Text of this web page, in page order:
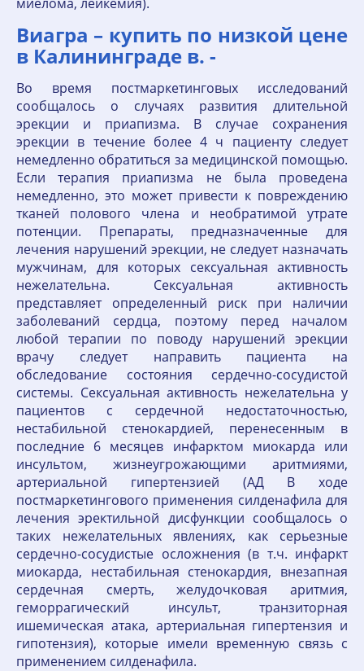
Виагра – купить по низкой цене
в Калининграде в. -
Во время постмаркетинговых исследований
сообщалось о случаях развития длительной
эрекции и приапизма. В случае сохранения
эрекции в течение более 4 ч пациенту следует
немедленно обратиться за медицинской помощью.
Если терапия приапизма не была проведена
немедленно, это может привести к повреждению
тканей полового члена и необратимой утрате
потенции. Препараты, предназначенные для
лечения нарушений эрекции, не следует назначать
мужчинам, для которых сексуальная активность
нежелательна. Сексуальная активность
представляет определенный риск при наличии
заболеваний сердца, поэтому перед началом
любой терапии по поводу нарушений эрекции
врачу следует направить пациента на
обследование состояния сердечно-сосудистой
системы. Сексуальная активность нежелательна у
пациентов с сердечной недостаточностью,
нестабильной стенокардией, перенесенным в
последние 6 месяцев инфарктом миокарда или
инсультом, жизнеугрожающими аритмиями,
артериальной гипертензией (АД В ходе
постмаркетингового применения силденафила для
лечения эректильной дисфункции сообщалось о
таких нежелательных явлениях, как серьезные
сердечно-сосудистые осложнения (в т.ч. инфаркт
миокарда, нестабильная стенокардия, внезапная
сердечная смерть, желудочковая аритмия,
геморрагический инсульт, транзиторная
ишемическая атака, артериальная гипертензия и
гипотензия), которые имели временную связь с
применением силденафила.